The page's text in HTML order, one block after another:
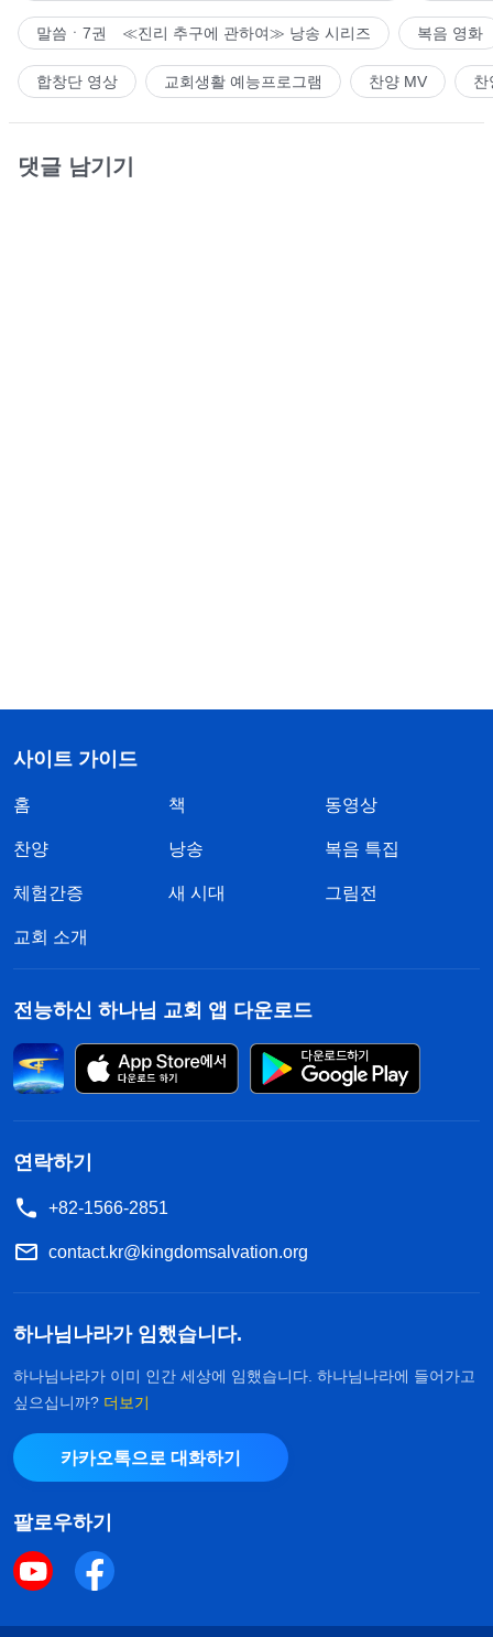
말씀ㆍ7권 ≪진리 추구에 관하여≫ 낭송 시리즈 복음 영화
합창단 영상 교회생활 예능프로그램 찬양 MV 찬
댓글 남기기
사이트 가이드
홈 책 동영상
찬양 낭송 복음 특집
체험간증 새 시대 그림전
교회 소개
전능하신 하나님 교회 앱 다운로드
연락하기
+82-1566-2851
contact.kr@kingdomsalvation.org
하나님나라가 임했습니다.
하나님나라가 이미 인간 세상에 임했습니다. 하나님나라에 들어가고
싶으십니까? 더보기
카카오톡으로 대화하기
팔로우하기